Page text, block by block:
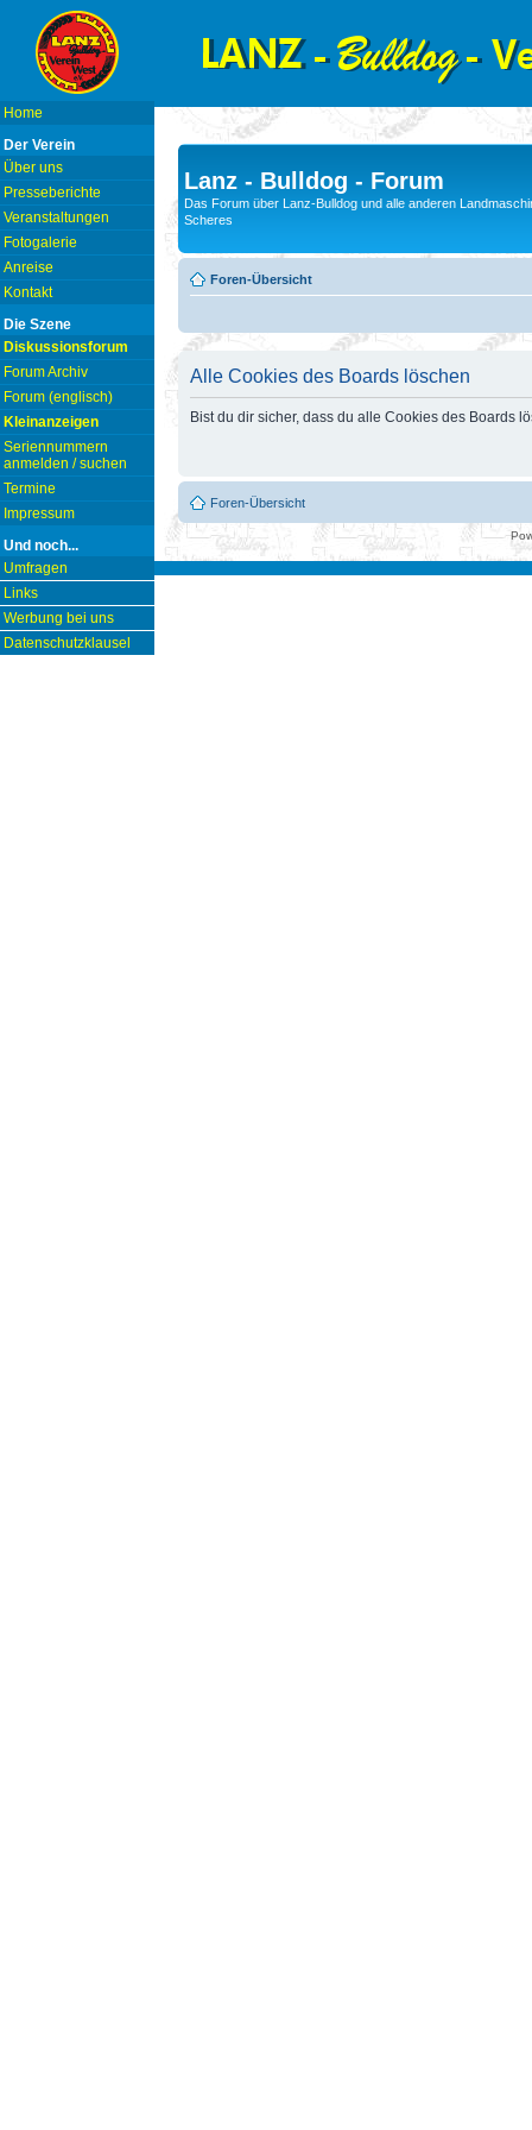
Home
Der Verein
Über uns
Presseberichte
Veranstaltungen
Fotogalerie
Anreise
Kontakt
Die Szene
Diskussionsforum
Forum Archiv
Forum (englisch)
Kleinanzeigen
Seriennummern
anmelden / suchen
Termine
Impressum
Und noch...
Umfragen
Links
Werbung bei uns
Datenschutzklausel
Lanz - Bulldog - Forum
Das Forum über Lanz-Bulldog und alle anderen
Scheres
Foren-Übersicht
Alle Cookies des Boards löschen
Bist du dir sicher, dass du alle Cookies des Boards
Foren-Übersicht